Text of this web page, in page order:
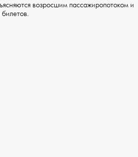
возросшим пассажиропотоком и